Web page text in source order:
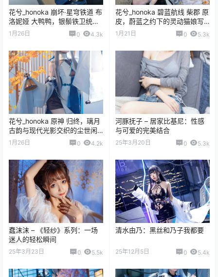
花兮_honoka 崩坏·星穹铁道 布
洛妮娅 大鸭鸭，银鬃铁卫统领
的都市秘影与光影诗篇
1月26日 0 4.3k
花兮_honoka 碧蓝航线 柴郡 原
皮，蔚蓝之约下的灵动猫娘写
真拍摄全记录
1月21日 0 5.3k
花兮_honoka 原神 归终，璃月
古韵与现代光影交织的尘世闲
游写真纪行
1月26日 0 4.2k
河豚抚子 – 居家比基尼：性感
与可爱的完美结合
25年3月20日 0 5.3k
蠢沫沫 – 《轻纱》系列：一场
迷人的轻松瞬间
25年3月23日 0 5.5k
清水由乃：黑丝和乃子我都要
25年12月5日 0 5.4k